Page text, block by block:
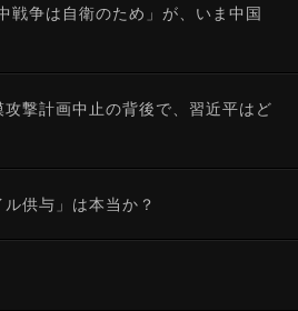
戦争は自衛のため」が、いま中国
攻撃計画中止の背後で、習近平はど
ル供与」は本当か？